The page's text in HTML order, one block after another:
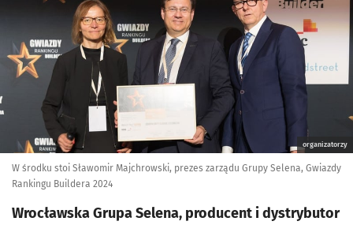
organizatorzy
W środku stoi Sławomir Majchrowski, prezes zarządu Grupy Selena, Gwiazdy
Rankingu Buildera 2024
Wrocławska Grupa Selena, producent i dystrybutor